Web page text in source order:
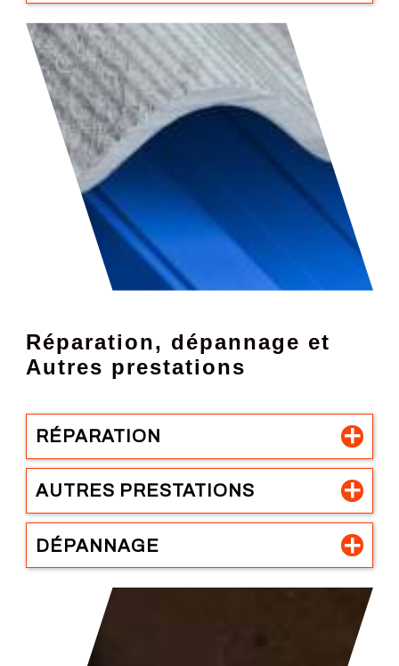
Réparation, dépannage et
Autres prestations
RÉPARATION
AUTRES PRESTATIONS
DÉPANNAGE